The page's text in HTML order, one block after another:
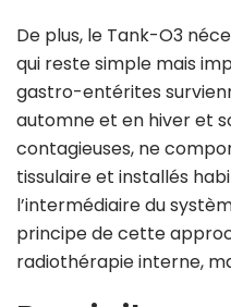
De plus, le Tank-O3
qui reste simple mais
gastro-entérites
automne et en hiver et
contagieuses, ne
tissulaire et installés
l’intermédiaire du
principe de cette
radiothérapie interne,